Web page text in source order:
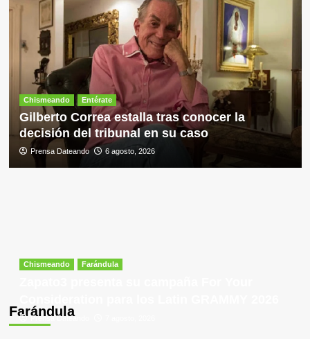
Chismeando Entérate
Gilberto Correa estalla tras conocer la
decisión del tribunal en su caso
Prensa Dateando 6 agosto, 2026
Farándula
Chismeando Farándula
Prensa Dateando